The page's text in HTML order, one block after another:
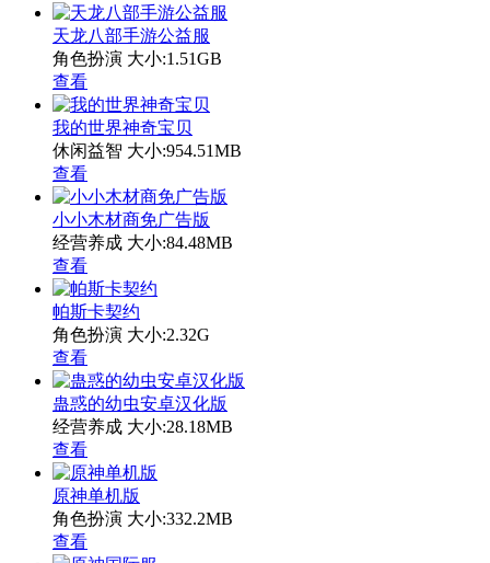
天龙八部手游公益服
角色扮演 大小:1.51GB
查看
我的世界神奇宝贝
休闲益智 大小:954.51MB
查看
小小木材商免广告版
经营养成 大小:84.48MB
查看
帕斯卡契约
角色扮演 大小:2.32G
查看
蛊惑的幼虫安卓汉化版
经营养成 大小:28.18MB
查看
原神单机版
角色扮演 大小:332.2MB
查看